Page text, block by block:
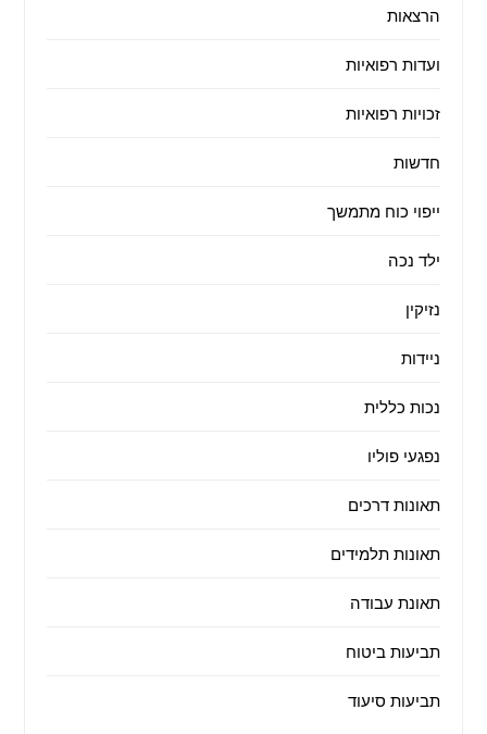
הרצאות
ועדות רפואיות
זכויות רפואיות
חדשות
ייפוי כוח מתמשך
ילד נכה
נזיקין
ניידות
נכות כללית
נפגעי פוליו
תאונות דרכים
תאונות תלמידים
תאונת עבודה
תביעות ביטוח
תביעות סיעוד